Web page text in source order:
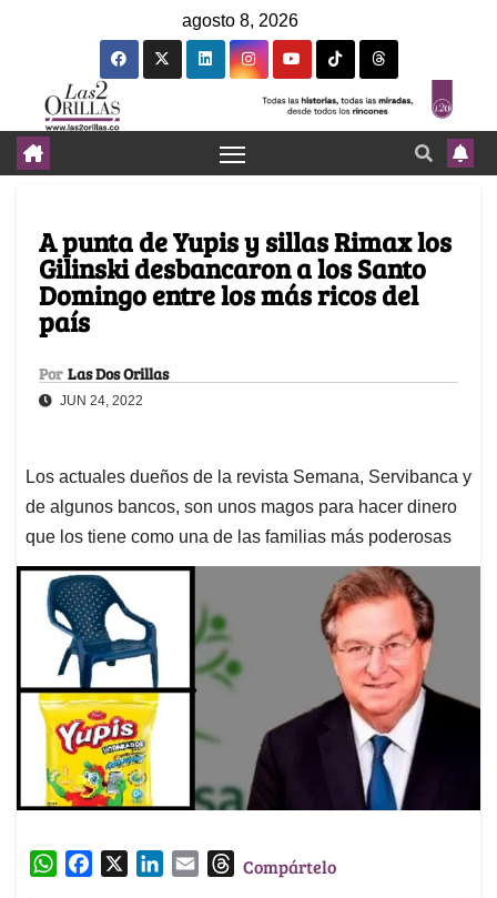
agosto 8, 2026
A punta de Yupis y sillas Rimax los
Gilinski desbancaron a los Santo
Domingo entre los más ricos del
país
Por Las Dos Orillas
JUN 24, 2022
Los actuales dueños de la revista Semana, Servibanca y
de algunos bancos, son unos magos para hacer dinero
que los tiene como una de las familias más poderosas
W
TCompártelo